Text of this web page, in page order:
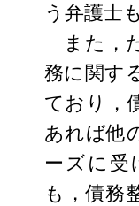
う弁護士
また，
務に関す
ており，
あれば他
ーズに受
も，債務